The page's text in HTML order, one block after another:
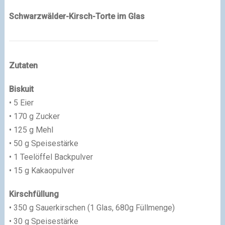
Schwarzwälder-Kirsch-Torte im Glas
Zutaten
Biskuit
• 5 Eier
• 170 g Zucker
• 125 g Mehl
• 50 g Speisestärke
• 1 Teelöffel Backpulver
• 15 g Kakaopulver
Kirschfüllung
• 350 g Sauerkirschen (1 Glas, 680g Füllmenge)
• 30 g Speisestärke